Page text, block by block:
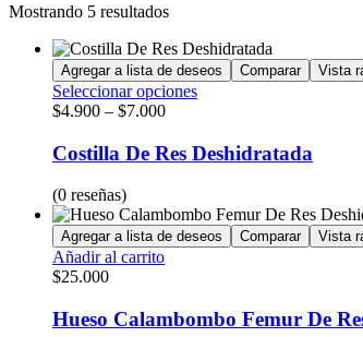
Mostrando 5 resultados
Agregar a lista de deseos Comparar Vista
Seleccionar opciones
$4.900 – $7.000
Costilla De Res Deshidratada
(0 reseñas)
Agregar a lista de deseos Comparar Vista
Añadir al carrito
$25.000
Hueso Calambombo Femur De